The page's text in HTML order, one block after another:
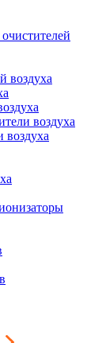
воздуха
воздуха